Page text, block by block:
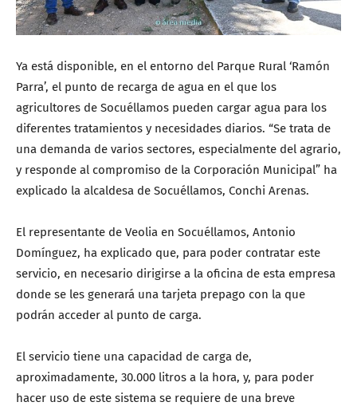
Ya está disponible, en el entorno del Parque Rural ‘Ramón
Parra’, el punto de recarga de agua en el que los
agricultores de Socuéllamos pueden cargar agua para los
diferentes tratamientos y necesidades diarios. “Se trata de
una demanda de varios sectores, especialmente del agrario,
y responde al compromiso de la Corporación Municipal” ha
explicado la alcaldesa de Socuéllamos, Conchi Arenas.
El representante de Veolia en Socuéllamos, Antonio
Domínguez, ha explicado que, para poder contratar este
servicio, en necesario dirigirse a la oficina de esta empresa
donde se les generará una tarjeta prepago con la que
podrán acceder al punto de carga.
El servicio tiene una capacidad de carga de,
aproximadamente, 30.000 litros a la hora, y, para poder
hacer uso de este sistema se requiere de una breve